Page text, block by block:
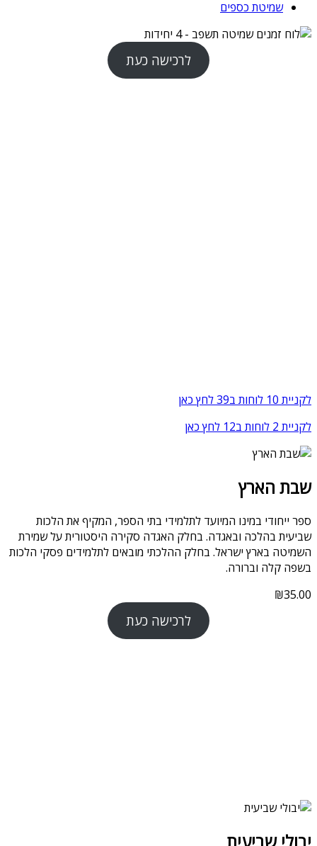
שמיטת כספים
לרכישה כעת
לקניית 10 לוחות ב39 לחץ כאן
לקניית 2 לוחות ב12 לחץ כאן
שבת הארץ
ספר ייחודי במינו המיועד לתלמידי בתי הספר, המקיף את הלכות
שביעית בהלכה ובאגדה. בחלק האגדה סקירה היסטורית על שמירת
השמיטה בארץ ישראל. בחלק ההלכתי מובאים לתלמידים פסקי הלכות
בשפה קלה וברורה.
₪35.00
לרכישה כעת